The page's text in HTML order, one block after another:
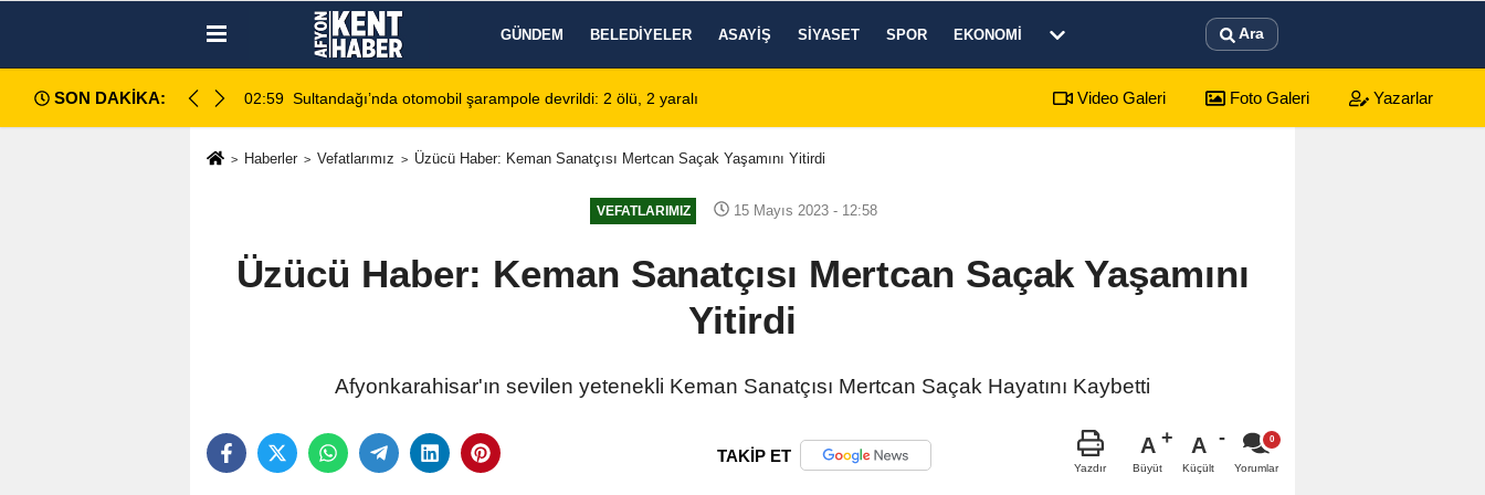
GÜNDEM BELEDIYELER ASAYIŞ SIYASET SPOR EKONOMI Ara
SON DAKİKA: 02:59 Sultandağı’nda otomobil şarampole devrildi: 2 ölü, 2 yaralı Afyonkarahisar'da Araç Sahiplerinin Tercihi: Halil Engin Oto Yıkama 02:11
Video Galeri Foto Galeri Yazarlar
Haberler Vefatlarımız Üzücü Haber: Keman Sanatçısı Mertcan Saçak Yaşamını Yitirdi
VEFATLARIMIZ 15 Mayıs 2023 - 12:58
Üzücü Haber: Keman Sanatçısı Mertcan Saçak Yaşamını
Yitirdi
Afyonkarahisar'ın sevilen yetenekli Keman Sanatçısı Mertcan Saçak Hayatını Kaybetti
TAKİP ET
Yazdır
A
Büyüt
A
Küçült Yorumlar